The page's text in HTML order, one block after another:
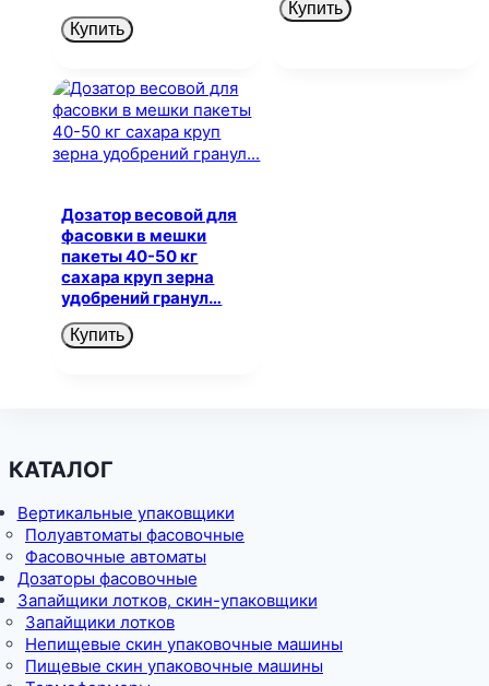
Купить
Купить
Дозатор весовой для
фасовки в мешки
пакеты 40-50 кг
сахара круп зерна
удобрений гранул…
Купить
КАТАЛОГ
Вертикальные упаковщики
Полуавтоматы фасовочные
Фасовочные автоматы
Дозаторы фасовочные
Запайщики лотков, скин-упаковщики
Запайщики лотков
Непищевые скин упаковочные машины
Пищевые скин упаковочные машины